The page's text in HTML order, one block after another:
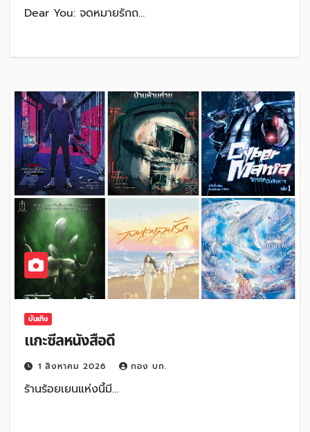
Dear You: จดหมายรักถ…
บันเทิง
แกะซีลหนังสือดี
1 สิงหาคม 2026 กอง บก.
ร้านร้อยเยนแห่งนี้มี…